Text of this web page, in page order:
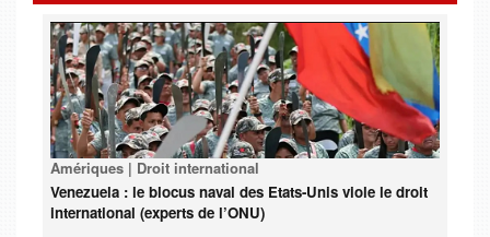
Amériques | Droit international
Venezuela : le blocus naval des Etats-Unis viole le droit
international (experts de l’ONU)